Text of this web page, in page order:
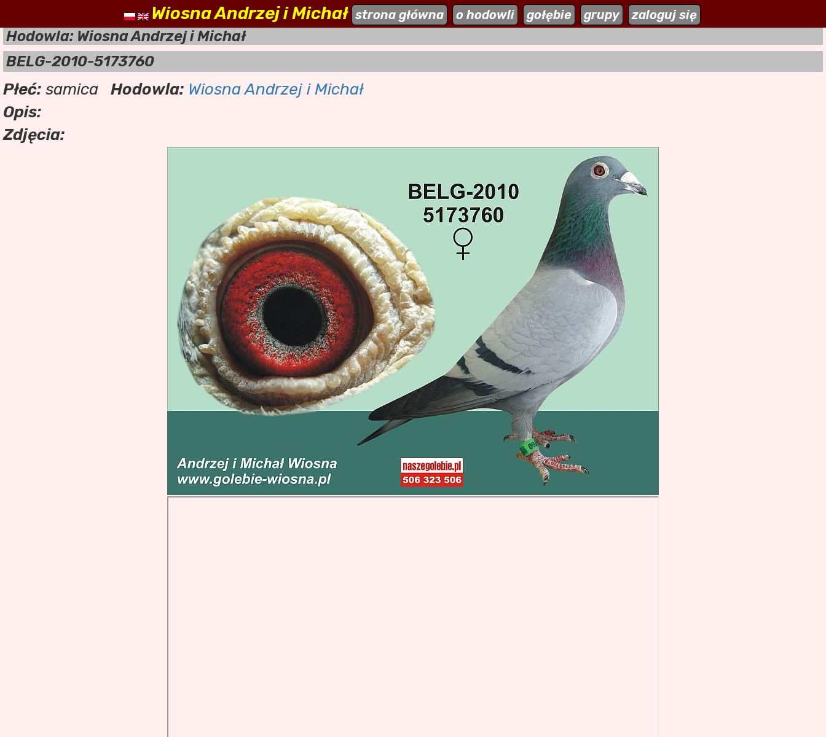
naszehodowle.pl aktualności dodaj stronę zaloguj się
Wiosna Andrzej i Michał strona główna o hodowli gołębie grupy zaloguj się
Hodowla: Wiosna Andrzej i Michał
BELG-2010-5173760
Płeć: samica Hodowla: Wiosna Andrzej i Michał
Opis:
Zdjęcia: